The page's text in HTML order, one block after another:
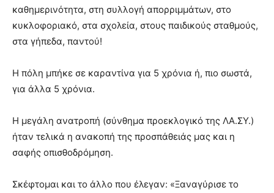
καθημερινότητα, στη συλλογή απορριμμάτων, στο
κυκλοφοριακό, στα σχολεία, στους παιδικούς σταθμούς,
στα γήπεδα, παντού!
Η πόλη μπήκε σε καραντίνα για 5 χρόνια ή, πιο σωστά,
για άλλα 5 χρόνια.
Η μεγάλη ανατροπή (σύνθημα προεκλογικό της ΛΑ.ΣΥ.)
ήταν τελικά η ανακοπή της προσπάθειάς μας και η
σαφής οπισθοδρόμηση.
Σκέφτομαι και το άλλο που έλεγαν: «Ξαναγύρισε το